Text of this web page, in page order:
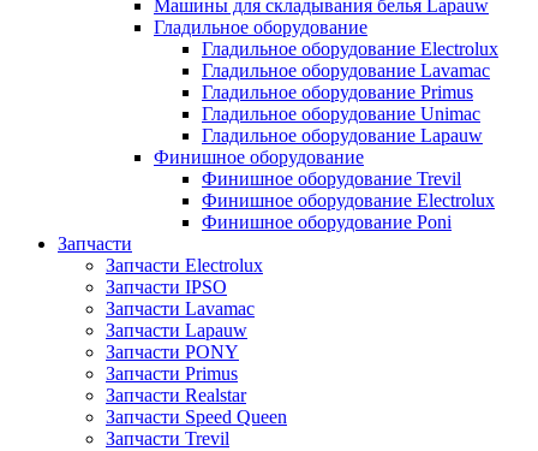
Машины для складывания белья Lapauw
Гладильное оборудование
Гладильное оборудование Electrolux
Гладильное оборудование Lavamac
Гладильное оборудование Primus
Гладильное оборудование Unimac
Гладильное оборудование Lapauw
Финишное оборудование
Финишное оборудование Trevil
Финишное оборудование Electrolux
Финишное оборудование Poni
Запчасти
Запчасти Electrolux
Запчасти IPSO
Запчасти Lavamac
Запчасти Lapauw
Запчасти PONY
Запчасти Primus
Запчасти Realstar
Запчасти Speed Queen
Запчасти Trevil